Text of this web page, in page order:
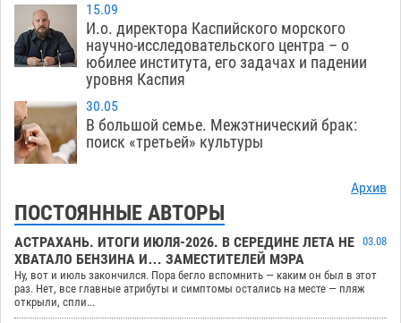
15.09
И.о. директора Каспийского морского
научно-исследовательского центра – о
юбилее института, его задачах и падении
уровня Каспия
30.05
В большой семье. Межэтнический брак:
поиск «третьей» культуры
Архив
ПОСТОЯННЫЕ АВТОРЫ
АСТРАХАНЬ. ИТОГИ ИЮЛЯ-2026. В СЕРЕДИНЕ ЛЕТА НЕ
ХВАТАЛО БЕНЗИНА И… ЗАМЕСТИТЕЛЕЙ МЭРА
03.08
Ну, вот и июль закончился. Пора бегло вспомнить — каким он был в этот
раз. Нет, все главные атрибуты и симптомы остались на месте — пляж
открыли, спли...